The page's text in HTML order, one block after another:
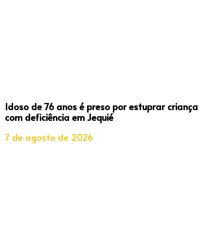
Idoso de 76 anos é preso por estuprar criança
com deficiência em Jequié
7 de agosto de 2026